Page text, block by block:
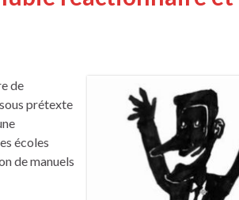
de
prétexte
écoles
de manuels